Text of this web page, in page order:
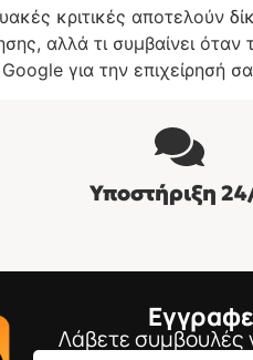
κριτικές
αλλά τι συμβαίνει
Google για την
Υποστήριξη
Λάβετε συμβουλές